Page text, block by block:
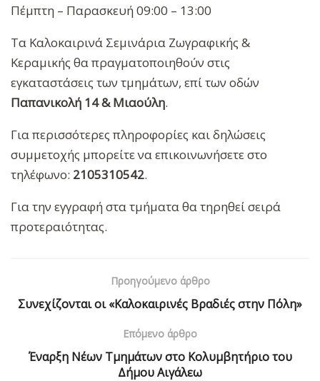
Πέμπτη – Παρασκευή 09:00 – 13:00
Τα Καλοκαιρινά Σεμινάρια Ζωγραφικής &
Κεραμικής θα πραγματοποιηθούν στις
εγκαταστάσεις των τμημάτων, επί των οδών
Παπανικολή 14 & Μιαούλη.
Για περισσότερες πληροφορίες και δηλώσεις
συμμετοχής μπορείτε να επικοινωνήσετε στο
τηλέφωνο: 2105310542.
Για την εγγραφή στα τμήματα θα τηρηθεί σειρά
προτεραιότητας.
Προηγούμενο άρθρο
Συνεχίζονται οι «Καλοκαιρινές Βραδιές στην Πόλη»
Επόμενο άρθρο
Έναρξη Νέων Τμημάτων στο Κολυμβητήριο του
Δήμου Αιγάλεω